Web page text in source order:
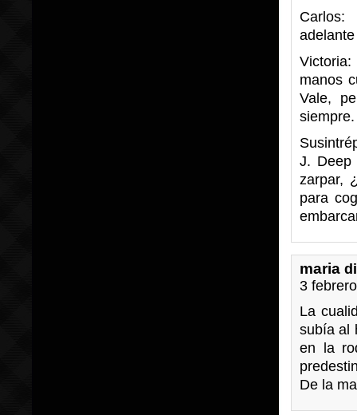
Carlos:
manos
Vale,
siempre.
J.
zarpar,
para
maria
3
La
subía al
en la
De la